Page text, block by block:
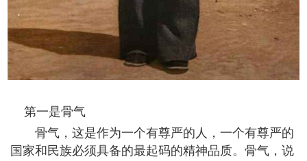
第一是骨气
骨气，这是作为一个有尊严的人，一个有尊严的
国家和民族必须具备的最起码的精神品质。骨气，说